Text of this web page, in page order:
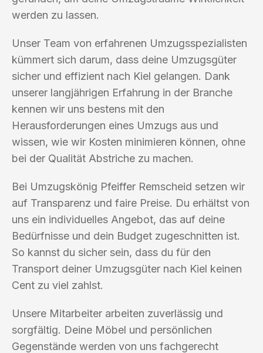
werden zu lassen.
Unser Team von erfahrenen Umzugsspezialisten
kümmert sich darum, dass deine Umzugsgüter
sicher und effizient nach Kiel gelangen. Dank
unserer langjährigen Erfahrung in der Branche
kennen wir uns bestens mit den
Herausforderungen eines Umzugs aus und
wissen, wie wir Kosten minimieren können, ohne
bei der Qualität Abstriche zu machen.
Bei Umzugskönig Pfeiffer Remscheid setzen wir
auf Transparenz und faire Preise. Du erhältst von
uns ein individuelles Angebot, das auf deine
Bedürfnisse und dein Budget zugeschnitten ist.
So kannst du sicher sein, dass du für den
Transport deiner Umzugsgüter nach Kiel keinen
Cent zu viel zahlst.
Unsere Mitarbeiter arbeiten zuverlässig und
sorgfältig. Deine Möbel und persönlichen
Gegenstände werden von uns fachgerecht